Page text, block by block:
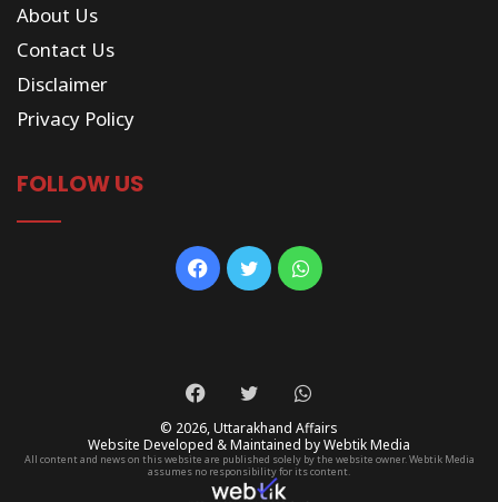
About Us
Contact Us
Disclaimer
Privacy Policy
FOLLOW US
Facebook
TwitterWhatsApp
Facebook
TwitterWhatsApp
© 2026,Uttarakhand Affairs
Website Developed & Maintained by Webtik Media
All content and news on this website are published solely by the website owner. Webtik Media
assumes no responsibility for its content.